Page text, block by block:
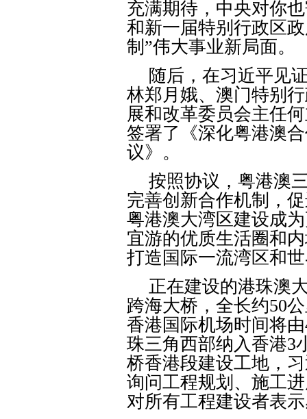
充满期待，中央对你
和新一届特别行政区
制”伟大事业新局面。
随后，在习近平见
林郑月娥、澳门特别
展和改革委员会主任
签署了《深化粤港澳
议》。
按照协议，粤港澳
完善创新合作机制，
粤港澳大湾区建设成
宜游的优质生活圈和
打造国际一流湾区和
正在建设的港珠澳
跨海大桥，全长约50
香港国际机场时间将由
珠三角西部纳入香港3
桥香港段建设工地，
询问工程规划、施工
对所有工程建设者表